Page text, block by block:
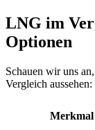
LNG im
Optionen
Schauen wir uns
Vergleich aussehen:
Merkmal